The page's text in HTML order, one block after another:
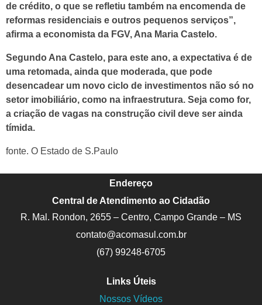
de crédito, o que se refletiu também na encomenda de
reformas residenciais e outros pequenos serviços”,
afirma a economista da FGV, Ana Maria Castelo.
Segundo Ana Castelo, para este ano, a expectativa é de
uma retomada, ainda que moderada, que pode
desencadear um novo ciclo de investimentos não só no
setor imobiliário, como na infraestrutura. Seja como for,
a criação de vagas na construção civil deve ser ainda
tímida.
fonte. O Estado de S.Paulo
Endereço
Central de Atendimento ao Cidadão
R. Mal. Rondon, 2655 – Centro, Campo Grande – MS
contato@acomasul.com.br
(67) 99248-6705
Links Úteis
Nossos Vídeos